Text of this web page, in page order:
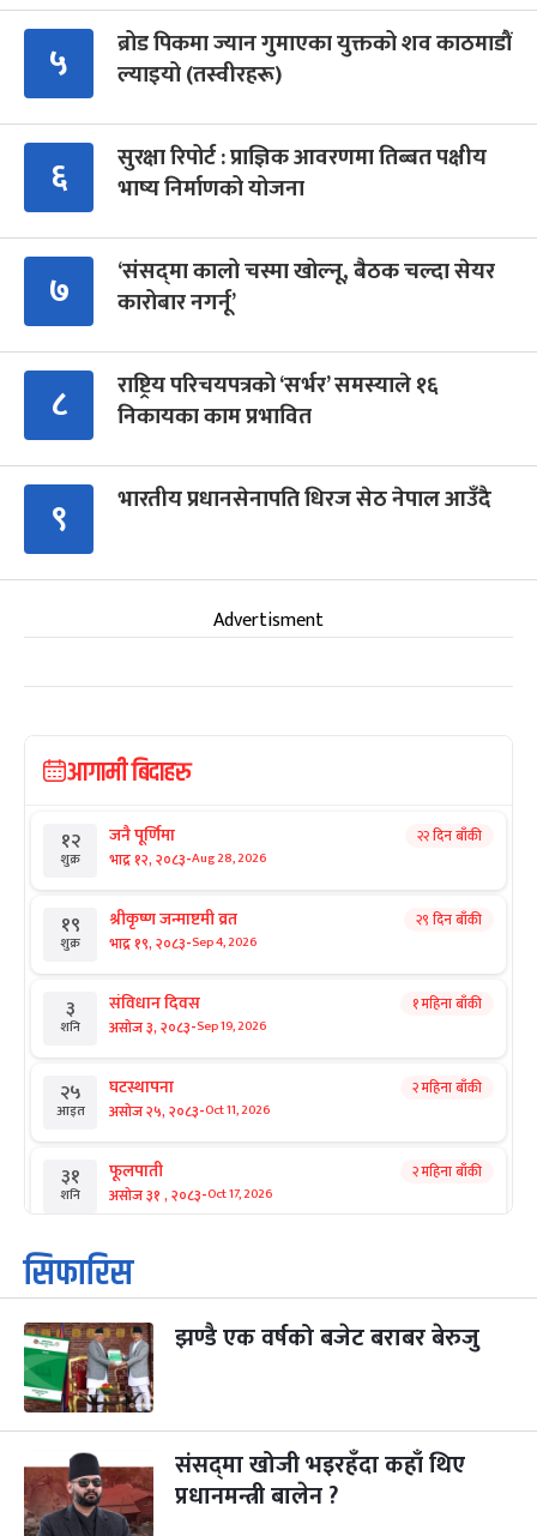
५
ब्रोड पिकमा ज्यान गुमाएका युक्तको शव काठमाडौं
ल्याइयो (तस्वीरहरू)
६
सुरक्षा रिपोर्ट : प्राज्ञिक आवरणमा तिब्बत पक्षीय
भाष्य निर्माणको योजना
७
‘संसद्‍मा कालो चस्मा खोल्नू, बैठक चल्दा सेयर
कारोबार नगर्नू’
८
राष्ट्रिय परिचयपत्रको ‘सर्भर’ समस्याले १६
निकायका काम प्रभावित
९ भारतीय प्रधानसेनापति धिरज सेठ नेपाल आउँदै
Advertisment
आगामी बिदाहरु
१२
शुक्र
जनै पूर्णिमा
भाद्र १२, २०८३-Aug 28, 2026
२२ दिन बाँकी
१९
शुक्र
श्रीकृष्ण जन्माष्टमी व्रत
भाद्र १९, २०८३-Sep 4, 2026
२९ दिन बाँकी
३
शनि
संविधान दिवस
असोज ३, २०८३-Sep 19, 2026
१ महिना बाँकी
२५
आइत
घटस्थापना
असोज २५, २०८३-Oct 11, 2026
२ महिना बाँकी
३१
शनि
फूलपाती
असोज ३१ , २०८३-Oct 17, 2026
२ महिना बाँकी
१
आइत
कार्तिक सङ्क्रान्ति
कार्तिक १, २०८३
३
मंगल
महानवमी
कार्तिक ३, २०८३
२ महिना बाँकी
४
कार्तिक ४, २०८३ Oct 21, 2026
५
बिहि
पापा‌ङ्कुशा एकादशी व्रत
कार्तिक ५, २०८३
सिफारिस
झण्डै एक वर्षको बजेट बराबर बेरुजु
संसद्‌मा खोजी भइरहँदा कहाँ थिए
प्रधानमन्त्री बालेन ?